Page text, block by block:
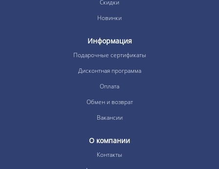
Скидки
Новинки
Информация
Подарочные сертификаты
Дисконтная программа
Оплата
Обмен и возврат
Вакансии
О компании
Контакты